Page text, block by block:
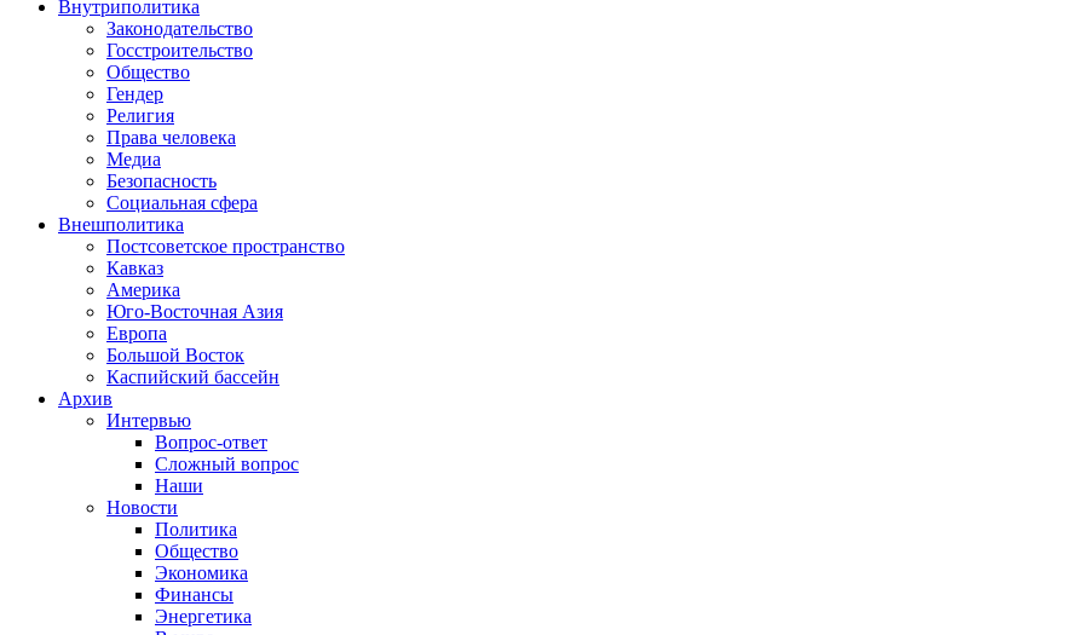
Внутриполитика
Законодательство
Госстроительство
Общество
Гендер
Религия
Права человека
Медиа
Безопасность
Социальная сфера
Внешполитика
Постсоветское пространство
Кавказ
Америка
Юго-Восточная Азия
Европа
Большой Восток
Каспийский бассейн
Архив
Интервью
Вопрос-ответ
Сложный вопрос
Наши
Новости
Политика
Общество
Экономика
Финансы
Энергетика